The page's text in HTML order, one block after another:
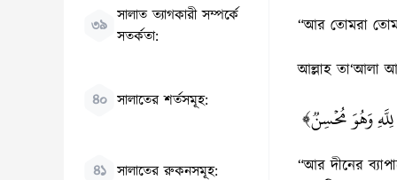
৩৯
সালাত ত্যাগকারী সম্পর্কে
সতর্কতা:
৪০ সালাতের শর্তসমূহ:
৪১ সালাতের রুকনসমূহ:
“আর তোমরা
আল্লাহ তা‘আলা
وَهُوَ مُحۡسِنٞ﴾
“আর দীনের